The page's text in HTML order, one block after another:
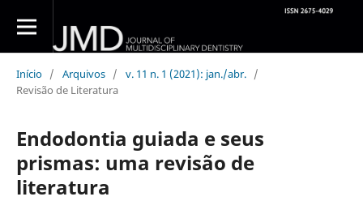
Início / Arquivos / v. 11 n. 1 (2021): jan./abr. /
Revisão de Literatura
Endodontia guiada e seus
prismas: uma revisão de
literatura